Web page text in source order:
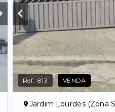
Ref.:813 VENDA
Jardim Lourdes (Zona